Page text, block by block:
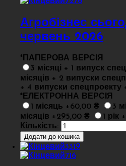
Агробізнес
червень 2026
* ПАПЕРОВА ВЕРСІЯ
3 місяці + 1 випуск
місяців + 2 випуски
+ 4 випуски спецпроекту
* ЕЛЕКТРОННА ВЕРСІЯ
1 місяць +60,00 ₴
3
місяців +295,00 ₴
1 рік
Кількість: